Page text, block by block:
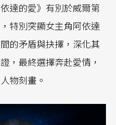
達的愛》有別於威爾第
特別突顯女主角阿依達
的矛盾與抉擇，深化其
，最終選擇奔赴愛情，
物刻畫。